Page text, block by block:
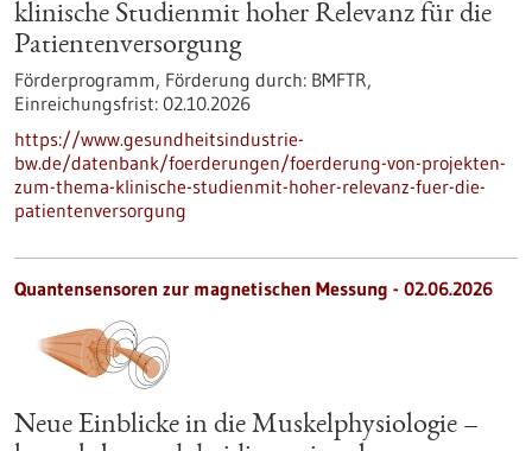
klinische Studienmit hoher Relevanz für die
Patientenversorgung
Förderprogramm, Förderung durch: BMFTR,
Einreichungsfrist: 02.10.2026
https://www.gesundheitsindustrie-
bw.de/datenbank/foerderungen/foerderung-von-projekten-
zum-thema-klinische-studienmit-hoher-relevanz-fuer-die-
patientenversorgung
Quantensensoren zur magnetischen Messung - 02.06.2026
Neue Einblicke in die Muskelphysiologie –